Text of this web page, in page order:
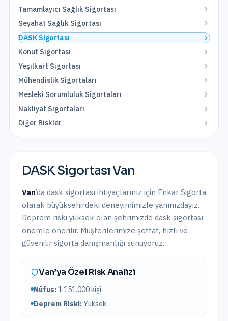
Tamamlayıcı Sağlık Sigortası
Seyahat Sağlık Sigortası
DASK Sigortası
Konut Sigortası
Yeşilkart Sigortası
Mühendislik Sigortaları
Mesleki Sorumluluk Sigortaları
Nakliyat Sigortaları
Diğer Riskler
DASK SigortasıVan
Van’da dask sigortası ihtiyaçlarınız için Enkar Sigorta
olarak büyükşehirdeki deneyimimizle yanınızdayız.
Deprem riski yüksek olan şehrimizde dask sigortası
önemle önerilir. Müşterilerimize şeffaf, hızlı ve
güvenilir sigorta danışmanlığı sunuyoruz.
Van’ya Özel Risk Analizi
Nüfus:1.151.000kişi
Deprem Riski:Yüksek